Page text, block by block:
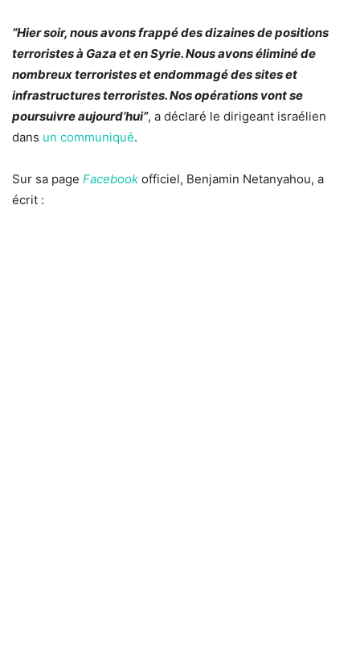
“Hier soir, nous avons frappé des dizaines de positions
terroristes à Gaza et en Syrie. Nous avons éliminé de
nombreux terroristes et endommagé des sites et
infrastructures terroristes. Nos opérations vont se
poursuivre aujourd’hui”, a déclaré le dirigeant israélien
dans un communiqué.
Sur sa page Facebook officiel, Benjamin Netanyahou, a
écrit :